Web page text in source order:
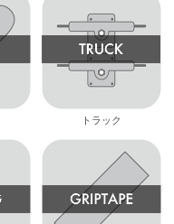
トラック